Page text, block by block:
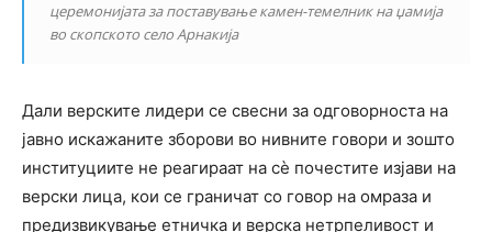
церемонијата за поставување камен-темелник на џамија
во скопското село Арнакија
Дали верските лидери се свесни за одговорноста на
јавно искажаните зборови во нивните говори и зошто
институциите не реагираат на сѐ почестите изјави на
верски лица, кои се граничат со говор на омраза и
предизвикување етничка и верска нетрпеливост и